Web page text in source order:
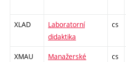
XLAD
Laboratorní
didaktika
cs
XMAU
Manažerské
cs